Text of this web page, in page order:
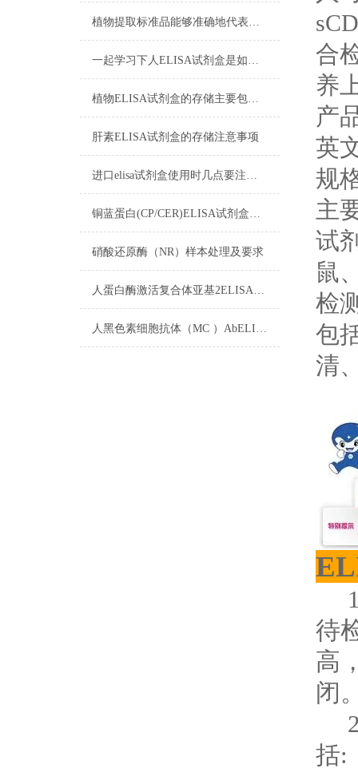
植物提取标准品能够准确地代表植物中的某种特定成分
一起学习下人ELISA试剂盒是如何储存的
植物ELISA试剂盒的存储主要包括以下几个方面
肝素ELISA试剂盒的存储注意事项
进口elisa试剂盒使用时几点要注意的地方
铜蓝蛋白(CP/CER)ELISA试剂盒​操作步骤
硝酸还原酶（NR）样本处理及要求
人蛋白酶激活复合体亚基2ELISA试剂盒注意事项
人黑色素细胞抗体（MC ）AbELISA试剂盒注意事项
合
养
产
英
规
主
试
鼠
检
包
清
1.
待
高
闭
2.
括: